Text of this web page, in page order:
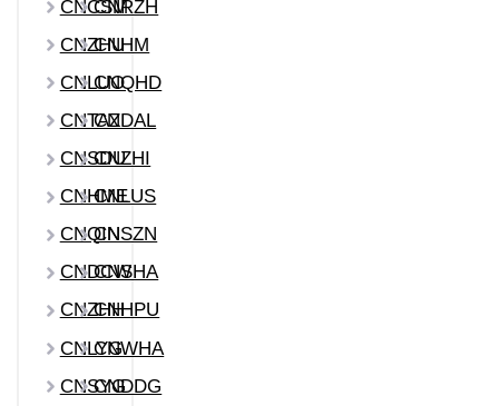
CNCSM
CNRZH
CNZHU
CNHM
CNLUOCNQHD
CNTAZCNDAL
CNSDU
CNZHI
CNHME
CNLUS
CNQINCNSZN
CNDCW
CNSHA
CNZHHCNHPU
CNLYGCNWHA
CNSYGCNDDG